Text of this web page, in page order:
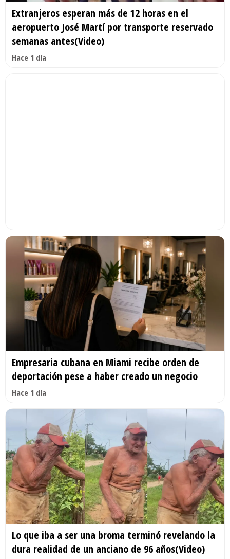
Extranjeros esperan más de 12 horas en el
aeropuerto José Martí por transporte reservado
semanas antes(Video)
Hace 1 día
Empresaria cubana en Miami recibe orden de
deportación pese a haber creado un negocio
Hace 1 día
Lo que iba a ser una broma terminó revelando la
dura realidad de un anciano de 96 años(Video)